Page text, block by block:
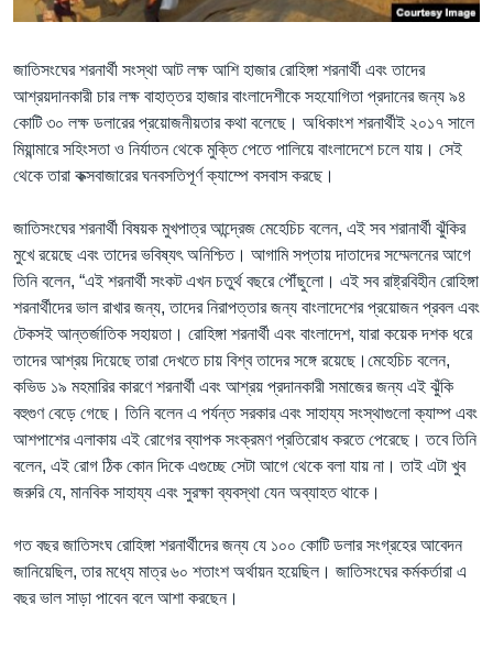
FOLLOW US
জাতিসংঘের শরনার্থী সংস্থা আট লক্ষ আশি হাজার রোহিঙ্গা শরনার্থী এবং তাদের
আশ্রয়দানকারী চার লক্ষ বাহাত্তর হাজার বাংলাদেশীকে সহযোগিতা প্রদানের জন্য ৯৪
কোটি ৩০ লক্ষ ডলারের প্রয়োজনীয়তার কথা বলেছে। অধিকাংশ শরনার্থীই ২০১৭ সালে
মিয়ান্মারে সহিংসতা ও নির্যাতন থেকে মুক্তি পেতে পালিয়ে বাংলাদেশে চলে যায়। সেই
থেকে তারা কক্সবাজারের ঘনবসতিপূর্ণ ক্যাম্পে বসবাস করছে।
জাতিসংঘের শরনার্থী বিষয়ক মুখপাত্র আন্দ্রেজ মেহেচিচ বলেন, এই সব শরানার্থী ঝুঁকির
মুখে রয়েছে এবং তাদের ভবিষ্যৎ অনিশ্চিত। আগামি সপ্তায় দাতাদের সম্মেলনের আগে
তিনি বলেন, “এই শরনার্থী সংকট এখন চতুর্থ বছরে পৌঁছুলো। এই সব রাষ্ট্রবিহীন রোহিঙ্গা
শরনার্থীদের ভাল রাখার জন্য, তাদের নিরাপত্তার জন্য বাংলাদেশের প্রয়োজন প্রবল এবং
টেকসই আন্তর্জাতিক সহায়তা। রোহিঙ্গা শরনার্থী এবং বাংলাদেশ, যারা কয়েক দশক ধরে
তাদের আশ্রয় দিয়েছে তারা দেখতে চায় বিশ্ব তাদের সঙ্গে রয়েছে।মেহেচিচ বলেন,
কভিড ১৯ মহমারির কারণে শরনার্থী এবং আশ্রয় প্রদানকারী সমাজের জন্য এই ঝুঁকি
বহুগুণ বেড়ে গেছে। তিনি বলেন এ পর্যন্ত সরকার এবং সাহায্য সংস্থাগুলো ক্যাম্প এবং
আশপাশের এলাকায় এই রোগের ব্যাপক সংক্রমণ প্রতিরোধ করতে পেরেছে। তবে তিনি
বলেন, এই রোগ ঠিক কোন দিকে এগুচ্ছে সেটা আগে থেকে বলা যায় না। তাই এটা খুব
জরুরি যে, মানবিক সাহায্য এবং সুরক্ষা ব্যবস্থা যেন অব্যাহত থাকে।
গত বছর জাতিসংঘ রোহিঙ্গা শরনার্থীদের জন্য যে ১০০ কোটি ডলার সংগ্রহের আবেদন
জানিয়েছিল, তার মধ্যে মাত্র ৬০ শতাংশ অর্থায়ন হয়েছিল। জাতিসংঘের কর্মকর্তারা এ
বছর ভাল সাড়া পাবেন বলে আশা করছেন।